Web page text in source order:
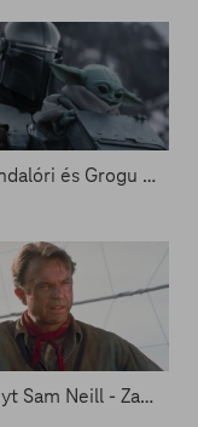
A mandalóri és Grogu a FilmPremieren
Elhunyt Sam Neill - Zacc nélkül 2089.